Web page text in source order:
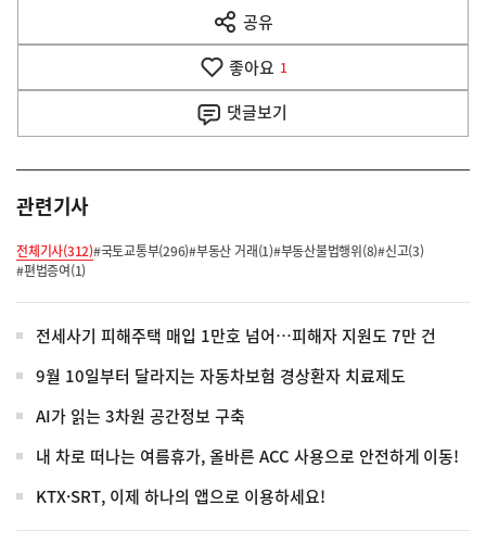
음
공유
열
기
좋아요 1
댓글보기
관련기사
전체기사(312)#국토교통부(296)#부동산 거래(1)#부동산불법행위(8)#신고(3)
#편법증여(1)
전세사기 피해주택 매입 1만호 넘어…피해자 지원도 7만 건
9월 10일부터 달라지는 자동차보험 경상환자 치료제도
AI가 읽는 3차원 공간정보 구축
내 차로 떠나는 여름휴가, 올바른 ACC 사용으로 안전하게 이동!
KTX·SRT, 이제 하나의 앱으로 이용하세요!